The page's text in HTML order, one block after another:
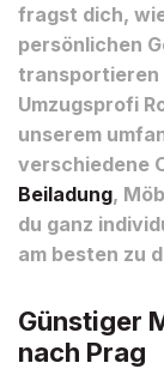
fragst dich,
persönlichen
transportieren
Umzugsprofi
unserem
verschiedene
Beiladung,
du ganz
am besten zu
Günstiger
nach Prag